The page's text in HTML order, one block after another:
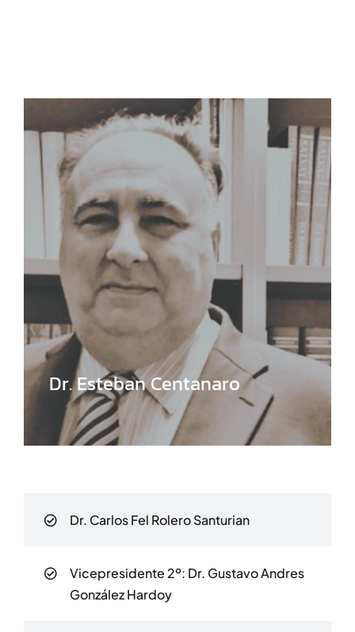
Dr. Esteban Centanaro
Dr. Carlos Fel Rolero Santurian
Vicepresidente 2º: Dr. Gustavo Andres
González Hardoy